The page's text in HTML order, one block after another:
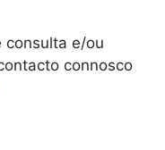
consulta e/ou
connosco